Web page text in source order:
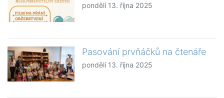
pondělí 13. října 2025
Pasování prvňáčků na čtenáře
pondělí 13. října 2025